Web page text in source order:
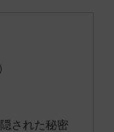
された秘密